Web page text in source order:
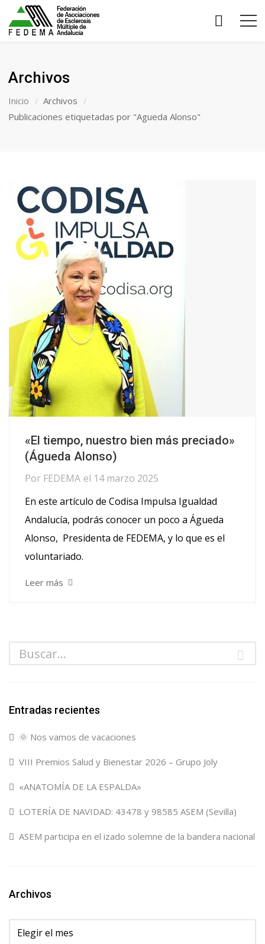
Archivos
Inicio
Archivos
Publicaciones etiquetadas por "Agueda Alonso"
«El tiempo, nuestro bien más preciado»
(Águeda Alonso)
Por FEDEMA el 14 marzo 2025
En este artículo de Codisa Impulsa Igualdad
Andalucía, podrás conocer un poco a Águeda
Alonso, Presidenta de FEDEMA, y lo que es el
voluntariado.
Leer más
Entradas recientes
🌞 Nos vamos de vacaciones
VIII Premios Salud y Bienestar 2026 – Grupo Joly
«ANATOMÍA DE LA ESPALDA»
LOTERÍA DE NAVIDAD: 43478 y 98585 ASEM (Sevilla)
ASEM participa en el izado solemne de la bandera nacional
Archivos
Archivos